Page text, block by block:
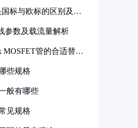
国标与欧标的区别及其
参数及载流量解析
MOSFET管的合适替代
些规格
般有哪些
见规格